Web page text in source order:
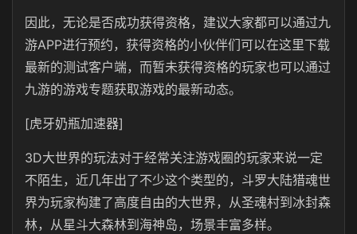
因此，无论是否成功获得资格，建议大家都可以通过九
游APP进行预约，获得资格的小伙伴们可以在这里下载
最新的测试客户端，而暂未获得资格的玩家也可以通过
九游的游戏专题获取游戏的最新动态。
[虎牙奶瓶加速器]
3D大世界的玩法对于经常关注游戏圈的玩家来说一定
不陌生，近几年出了不少这个类型的，斗罗大陆猎魂世
界为玩家构建了高度自由的大世界，从圣魂村到冰封森
林，从星斗大森林到海神岛，场景丰富多样。